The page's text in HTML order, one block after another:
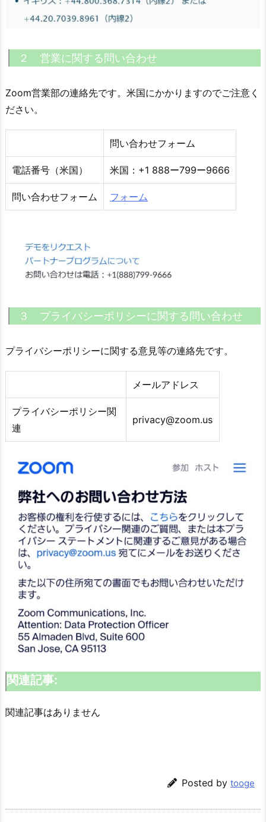
２ 営業に関する問い合わせ
Zoom営業部の連絡先です。米国にかかりますのでご注意く
ださい。
問い合わせフォーム
電話番号（米国） 米国：+1 888ー799ー9666
問い合わせフォーム フォーム
３ プライバシーポリシーに関する問い合わせ
プライバシーポリシーに関する意見等の連絡先です。
メールアドレス
プライバシーポリシー関
連
privacy@zoom.us
関連記事:
関連記事はありません
Posted by tooge